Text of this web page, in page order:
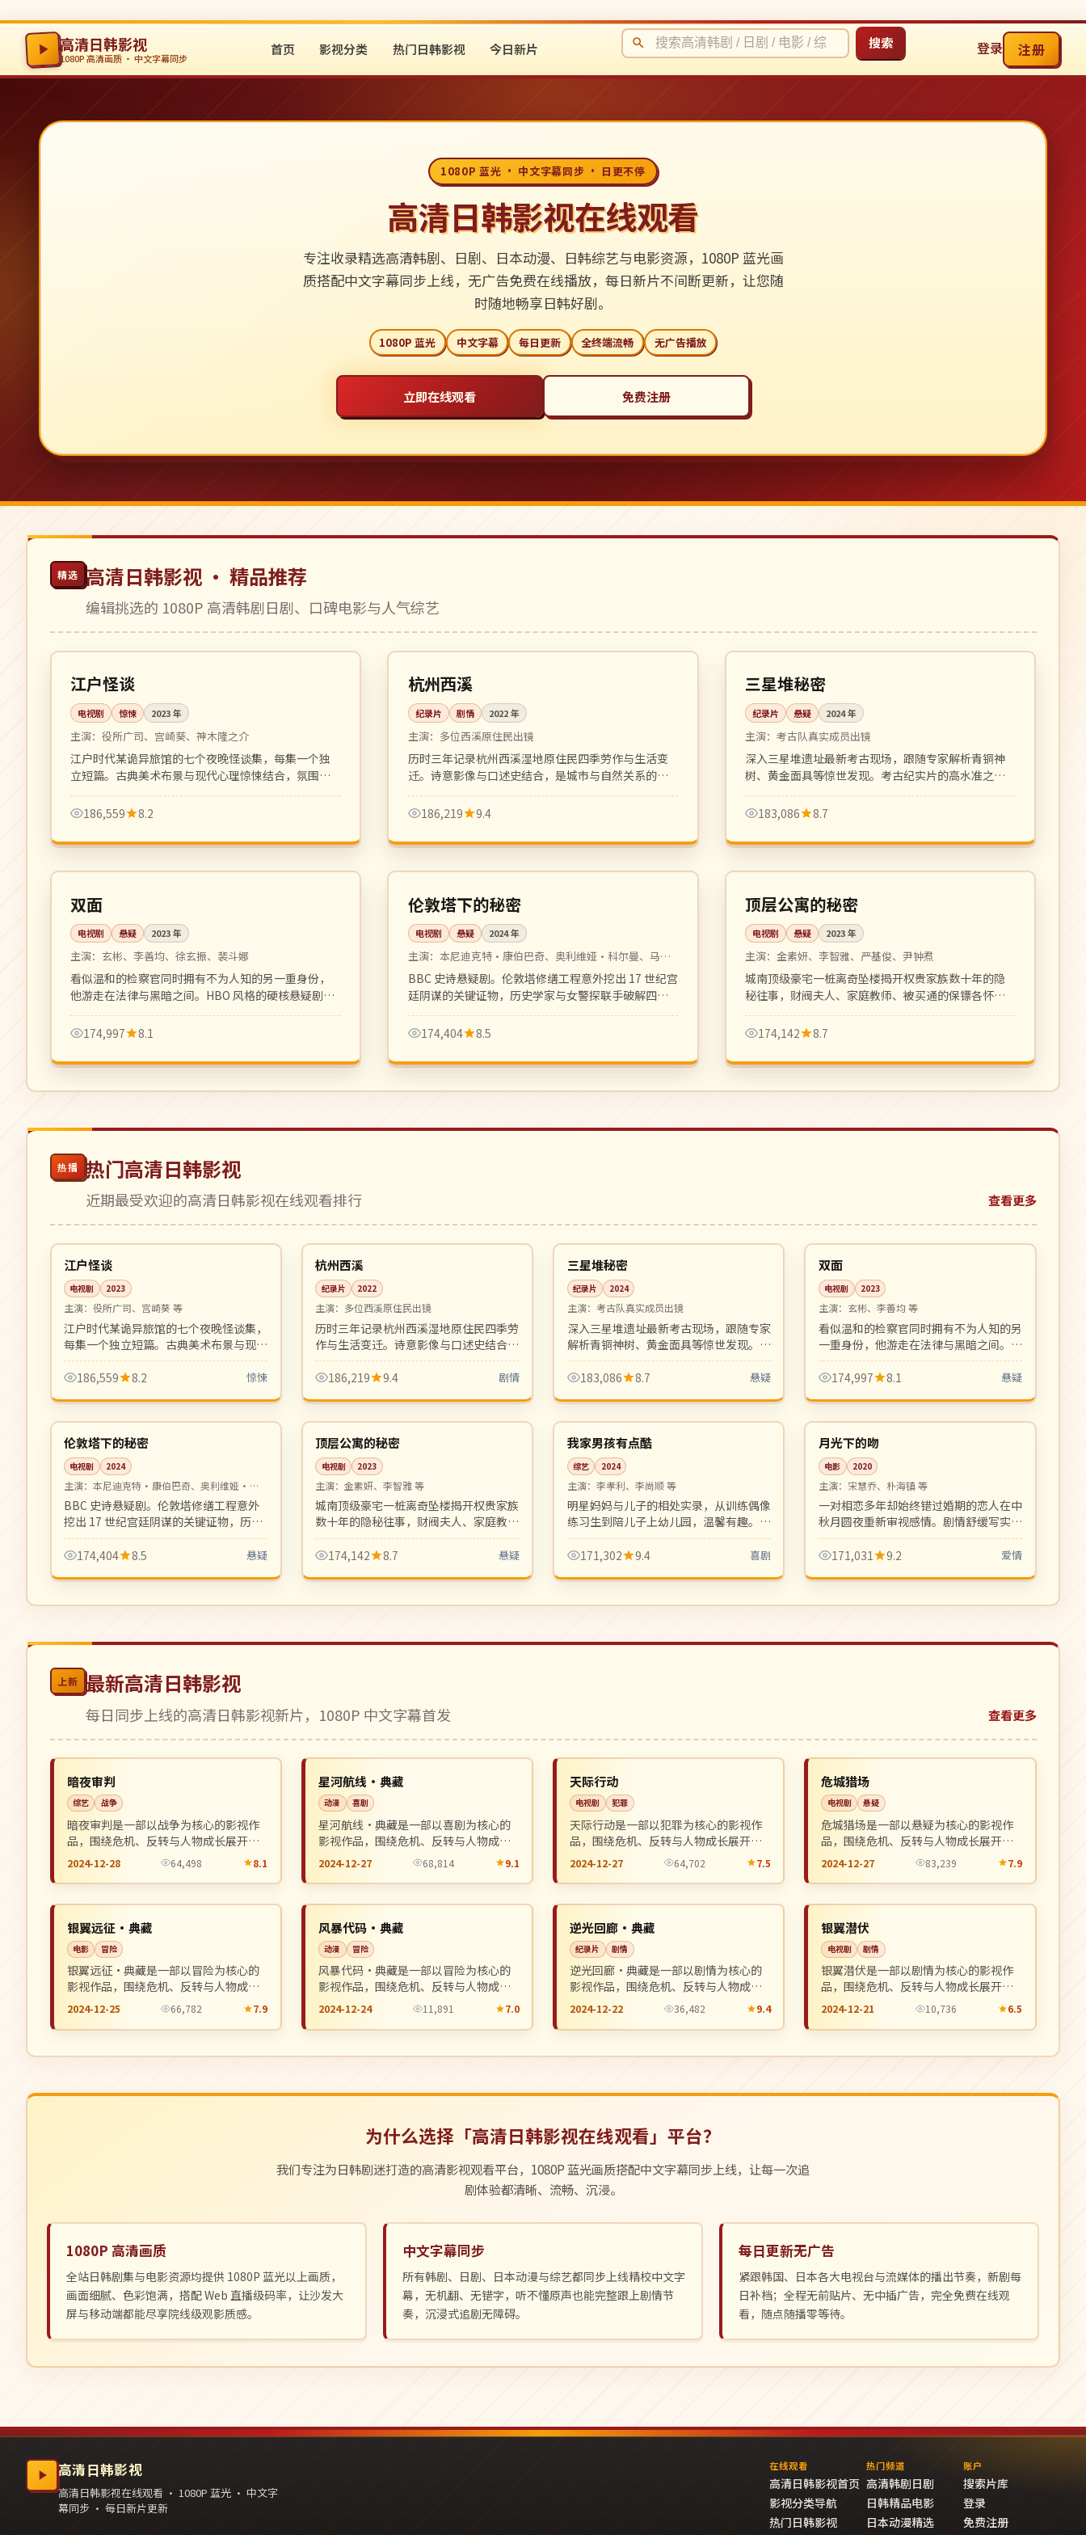
高清日韩影视
1080P 高清画质 · 中文字幕同步
首页 影视分类 热门日韩影视 今日新片 搜索 登录 注册
1080P 蓝光 · 中文字幕同步 · 日更不停
高清日韩影视在线观看
专注收录精选高清韩剧、日剧、日本动漫、日韩综艺与电影资源，1080P 蓝光画
质搭配中文字幕同步上线，无广告免费在线播放，每日新片不间断更新，让您随
时随地畅享日韩好剧。
1080P 蓝光 中文字幕 每日更新 全终端流畅 无广告播放
立即在线观看 免费注册
精选 高清日韩影视 · 精品推荐
编辑挑选的 1080P 高清韩剧日剧、口碑电影与人气综艺
日本
江户怪谈
电视剧 惊悚 2023年
主演： 役所广司、宫崎葵、神木隆之介
江户时代某诡异旅馆的七个夜晚怪谈集，每集一个独
立短篇。古典美术布景与现代心理惊悚结合，氛围一
流。
186,559
8.2
中国
杭州西溪
纪录片 剧情 2022年
主演： 多位西溪原住民出镜
历时三年记录杭州西溪湿地原住民四季劳作与生活变
迁。诗意影像与口述史结合，是城市与自然关系的纪
录片佳作。
186,219
9.4
中国
三星堆秘密
纪录片 悬疑 2024年
主演：考古队真实成员出镜
深入三星堆遗址最新考古现场，跟随专家解析青铜神
树、黄金面具等惊世发现。考古纪实片的高水准之
作，画面震撼。
183,086
8.7
韩国
完结 全 8 集
双面
电视剧 悬疑 2023年
主演： 玄彬、李善均、徐玄振、裴斗娜
看似温和的检察官同时拥有不为人知的另一重身份，
他游走在法律与黑暗之间。HBO 风格的硬核悬疑剧，
节奏冷峻凌厉。
174,997
8.1
英国
4K 全 6 集
伦敦塔下的秘密
电视剧 悬疑 2024年
主演： 本尼迪克特·康伯巴奇、奥利维娅·科尔曼、马克
·里朗斯
BBC 史诗悬疑剧。伦敦塔修缮工程意外挖出 17 世纪宫
廷阴谋的关键证物，历史学家与女警探联手破解四百
年悬案。
174,404
8.5
韩国
完结 全 21 集
顶层公寓的秘密
电视剧 悬疑 2023年
主演：金素妍、李智雅、严基俊、尹钟焄
城南顶级豪宅一桩离奇坠楼揭开权贵家族数十年的隐
秘往事，财阀夫人、家庭教师、被买通的保镖各怀心
事，复仇爽剧悬疑代表作。
174,142
8.7
热播 热门高清日韩影视
近期最受欢迎的高清日韩影视在线观看排行 查看更多
日本
完结 07:25
江户怪谈
电视剧 2023
主演： 役所广司、宫崎葵 等
江户时代某诡异旅馆的七个夜晚怪谈集，
每集一个独立短篇。古典美术布景与现代
心理惊悚结合，氛围一流。
186,559
8.2 惊悚
中国
4K 06:22
杭州西溪
纪录片 2022
主演： 多位西溪原住民出镜
历时三年记录杭州西溪湿地原住民四季劳
作与生活变迁。诗意影像与口述史结合，
是城市与自然关系的纪录片佳作。
186,219
9.4 剧情
中国
4K 08:39
三星堆秘密
纪录片 2024
主演： 考古队真实成员出镜
深入三星堆遗址最新考古现场，跟随专家
解析青铜神树、黄金面具等惊世发现。考
古纪实片的高水准之作，画面震撼。
183,086
8.7 悬疑
韩国
完结 08:57
双面
电视剧 2023
主演： 玄彬、李善均 等
看似温和的检察官同时拥有不为人知的另
一重身份，他游走在法律与黑暗之间。
HBO 风格的硬核悬疑剧，节奏冷峻凌
厉。174,997 8.1 悬疑
英国
4K 06:03
伦敦塔下的秘密
电视剧 2024
主演： 本尼迪克特·康伯巴奇、奥利维娅·科
尔曼 等
BBC 史诗悬疑剧。伦敦塔修缮工程意外
挖出 17 世纪宫廷阴谋的关键证物，历史
学家与女警探联手破解四百年悬案。
174,404
8.5 悬疑
韩国
完结 21:59
顶层公寓的秘密
电视剧 2023
主演：金素妍、李智雅 等
城南顶级豪宅一桩离奇坠楼揭开权贵家族
数十年的隐秘往事，财阀夫人、家庭教
师、被买通的保镖各怀心事，复仇爽剧悬
疑代表作。
174,142 8.7 悬疑
韩国
热播 06:29
我家男孩有点酷
综艺 2024
主演： 李孝利、李尚顺 等
明星妈妈与儿子的相处实录，从训练偶像
练习生到陪儿子上幼儿园，温馨有趣。家
庭观察类综艺新标杆。
171,302
9.4 喜剧
韩国
高分 99:24
月光下的吻
电影 2020
主演： 宋慧乔、朴海镇 等
一对相恋多年却始终错过婚期的恋人在中
秋月圆夜重新审视感情。剧情舒缓写实，
摄影细腻浪漫，是适合成熟观众的中秋档
爱情片。
171,031 9.2 爱情
上新 最新高清日韩影视
每日同步上线的高清日韩影视新片，1080P 中文字幕首发 查看更多
英国
院线
暗夜审判
综艺 战争
暗夜审判是一部以战争为核心的影视作
品，围绕危机、反转与人物成长展开，
整体节奏紧凑，值得推荐观看。
2024-12-28 64,498 8.1
美国
独播
星河航线·典藏
动漫 喜剧
星河航线·典藏是一部以喜剧为核心的
影视作品，围绕危机、反转与人物成长
展开，整体节奏紧凑，值得推荐观看。
2024-12-27 68,814 9.1
中国
完结
天际行动
电视剧 犯罪
天际行动是一部以犯罪为核心的影视作
品，围绕危机、反转与人物成长展开，
整体节奏紧凑，值得推荐观看。
2024-12-27 64,702 7.5
中国
高分
危城猎场
电视剧 悬疑
危城猎场是一部以悬疑为核心的影视作
品，围绕危机、反转与人物成长展开，
整体节奏紧凑，值得推荐观看。
2024-12-27 83,239 7.9
英国
银翼远征·典藏
电影 冒险
银翼远征·典藏是一部以冒险为核心的
影视作品，围绕危机、反转与人物成长
展开，整体节奏紧凑，值得推荐观看。
2024-12-25 66,782 7.9
中国
风暴代码·典藏
动漫 冒险
风暴代码·典藏是一部以冒险为核心的
影视作品，围绕危机、反转与人物成长
展开，整体节奏紧凑，值得推荐观看。
2024-12-24 11,891 7.0
日本
逆光回廊·典藏
纪录片 剧情
逆光回廊·典藏是一部以剧情为核心的
影视作品，围绕危机、反转与人物成长
展开，整体节奏紧凑，值得推荐观看。
2024-12-22 36,482 9.4
英国
银翼潜伏
电视剧 剧情
银翼潜伏是一部以剧情为核心的影视作
品，围绕危机、反转与人物成长展开，
整体节奏紧凑，值得推荐观看。
2024-12-21 10,736 6.5
为什么选择「高清日韩影视在线观看」平台？
我们专注为日韩剧迷打造的高清影视观看平台，1080P 蓝光画质搭配中文字幕同步上线，让每一次追
剧体验都清晰、流畅、沉浸。
1080P 高清画质
全站日韩剧集与电影资源均提供 1080P 蓝光以上画质，
画面细腻、色彩饱满，搭配 Web 直播级码率，让沙发大
屏与移动端都能尽享院线级观影质感。
中文字幕同步
所有韩剧、日剧、日本动漫与综艺都同步上线精校中文字
幕，无机翻、无错字，听不懂原声也能完整跟上剧情节
奏，沉浸式追剧无障碍。
每日更新无广告
紧跟韩国、日本各大电视台与流媒体的播出节奏，新剧每
日补档；全程无前贴片、无中插广告，完全免费在线观
看，随点随播零等待。
高清日韩影视
高清日韩影视在线观看 · 1080P 蓝光 · 中文字
幕同步 · 每日新片更新
在线观看
高清日韩影视首页
影视分类导航
热门日韩影视
热门频道
高清韩剧日剧
日韩精品电影
日本动漫精选
账户
搜索片库
登录
免费注册